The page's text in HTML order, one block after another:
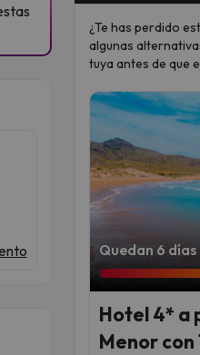
¿Te has perdido
algunas
tuya antes de que
Quedan 6 días
Hotel 4* a
Menor con